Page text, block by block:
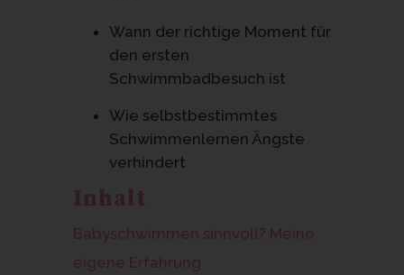
Wann der richtige Moment für
den ersten
Schwimmbadbesuch ist
Wie selbstbestimmtes
Schwimmenlernen Ängste
verhindert
Inhalt
Babyschwimmen sinnvoll? Meine
eigene Erfahrung